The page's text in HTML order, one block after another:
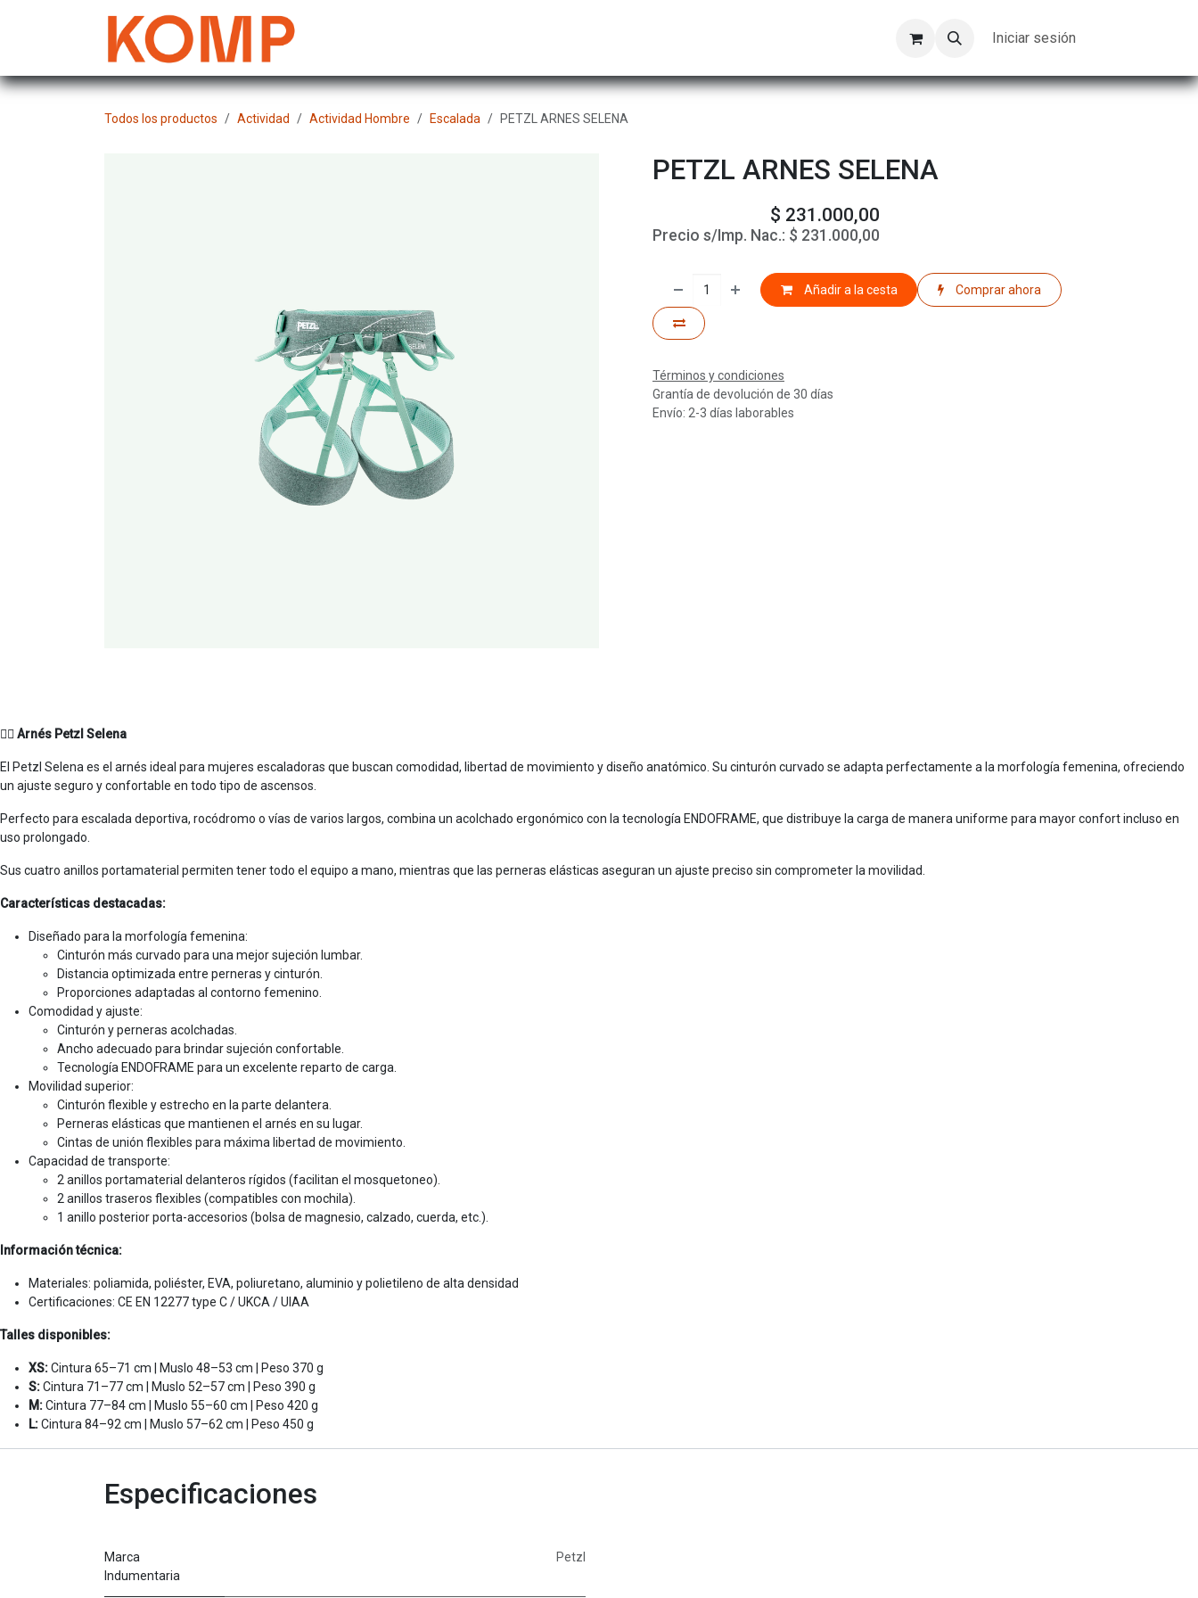
Trabajos Iniciar sesión
Todos los productos Actividad Actividad Hombre Escalada PETZL ARNES SELENA
PETZL ARNES SELENA
$ 231.000,00
Precio s/Imp. Nac.: $ 231.000,00
Añadir a la cesta Comprar ahora
Términos y condiciones
Grantía de devolución de 30 días
Envío: 2-3 días laborables
🧗‍♀️ Arnés Petzl Selena
El Petzl Selena es el arnés ideal para mujeres escaladoras que buscan comodidad, libertad de movimiento y diseño anatómico. Su cinturón curvado se adapta perfectamente a la morfología femenina, ofreciendo
un ajuste seguro y confortable en todo tipo de ascensos.
Perfecto para escalada deportiva, rocódromo o vías de varios largos, combina un acolchado ergonómico con la tecnología ENDOFRAME, que distribuye la carga de manera uniforme para mayor confort incluso en
uso prolongado.
Sus cuatro anillos portamaterial permiten tener todo el equipo a mano, mientras que las perneras elásticas aseguran un ajuste preciso sin comprometer la movilidad.
Características destacadas:
Diseñado para la morfología femenina:
Cinturón más curvado para una mejor sujeción lumbar.
Distancia optimizada entre perneras y cinturón.
Proporciones adaptadas al contorno femenino.
Comodidad y ajuste:
Cinturón y perneras acolchadas.
Ancho adecuado para brindar sujeción confortable.
Tecnología ENDOFRAME para un excelente reparto de carga.
Movilidad superior:
Cinturón flexible y estrecho en la parte delantera.
Perneras elásticas que mantienen el arnés en su lugar.
Cintas de unión flexibles para máxima libertad de movimiento.
Capacidad de transporte:
2 anillos portamaterial delanteros rígidos (facilitan el mosquetoneo).
2 anillos traseros flexibles (compatibles con mochila).
1 anillo posterior porta-accesorios (bolsa de magnesio, calzado, cuerda, etc.).
Información técnica:
Materiales: poliamida, poliéster, EVA, poliuretano, aluminio y polietileno de alta densidad
Certificaciones: CE EN 12277 type C / UKCA / UIAA
Talles disponibles:
XS:Cintura 65–71 cm | Muslo 48–53 cm | Peso 370 g
S:Cintura 71–77 cm | Muslo 52–57 cm | Peso 390 g
M:Cintura 77–84 cm | Muslo 55–60 cm | Peso 420 g
L:Cintura 84–92 cm | Muslo 57–62 cm | Peso 450 g
Especificaciones
Marca
Indumentaria
Petzl